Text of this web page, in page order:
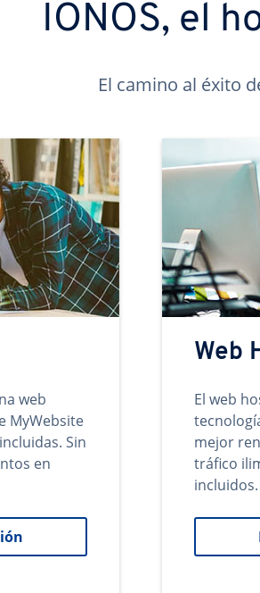
IONOS, el
El camino al éxito
web
MyWebsite
Sin
en
Web
El web
mejor
tráfico
incluidos.